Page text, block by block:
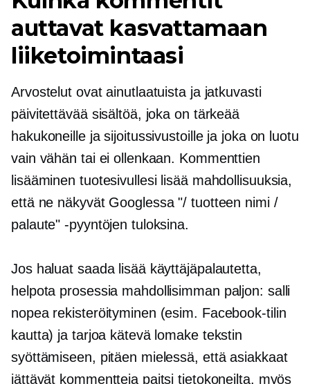
auttavat kasvattamaan
liiketoimintaasi
Arvostelut ovat ainutlaatuista ja jatkuvasti
päivitettävää sisältöä, joka on tärkeää
hakukoneille ja sijoitussivustoille ja joka on luotu
vain vähän tai ei ollenkaan. Kommenttien
lisääminen tuotesivullesi lisää mahdollisuuksia,
että ne näkyvät Googlessa "/ tuotteen nimi /
palaute" -pyyntöjen tuloksina.
Jos haluat saada lisää käyttäjäpalautetta,
helpota prosessia mahdollisimman paljon: salli
nopea rekisteröityminen (esim. Facebook-tilin
kautta) ja tarjoa kätevä lomake tekstin
syöttämiseen, pitäen mielessä, että asiakkaat
jättävät kommentteja paitsi tietokoneilta, myös